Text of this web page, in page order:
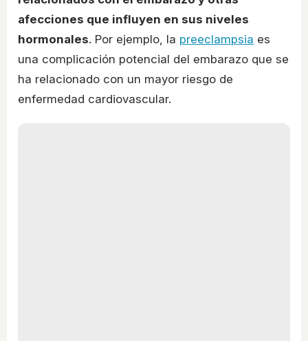
afecciones que influyen en sus niveles
hormonales. Por ejemplo, la preeclampsia es
una complicación potencial del embarazo que se
ha relacionado con un mayor riesgo de
enfermedad cardiovascular.